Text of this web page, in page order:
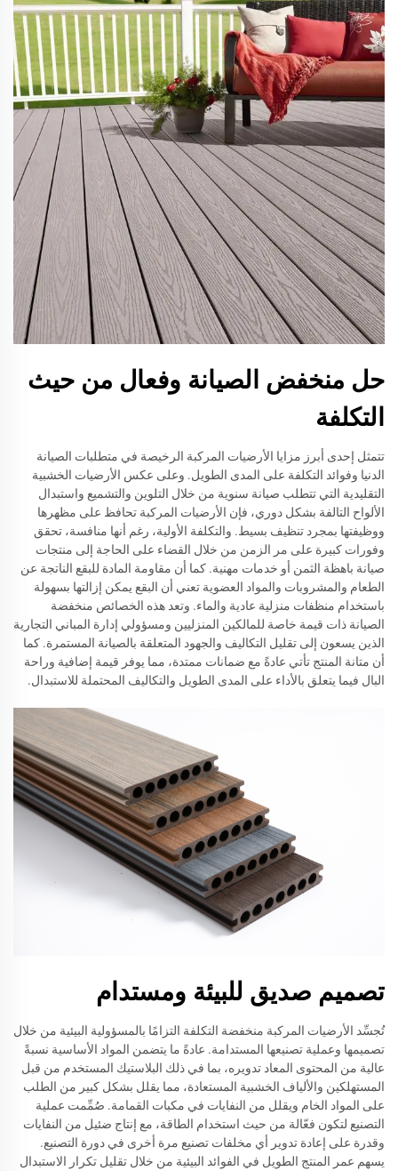
حل منخفض الصيانة وفعال من حيث
التكلفة
تتمثل إحدى أبرز مزايا الأرضيات المركبة الرخيصة في متطلبات الصيانة
الدنيا وفوائد التكلفة على المدى الطويل. وعلى عكس الأرضيات الخشبية
التقليدية التي تتطلب صيانة سنوية من خلال التلوين والتشميع واستبدال
الألواح التالفة بشكل دوري، فإن الأرضيات المركبة تحافظ على مظهرها
ووظيفتها بمجرد تنظيف بسيط. والتكلفة الأولية، رغم أنها منافسة، تحقق
وفورات كبيرة على مر الزمن من خلال القضاء على الحاجة إلى منتجات
صيانة باهظة الثمن أو خدمات مهنية. كما أن مقاومة المادة للبقع الناتجة عن
الطعام والمشروبات والمواد العضوية تعني أن البقع يمكن إزالتها بسهولة
باستخدام منظفات منزلية عادية والماء. وتعد هذه الخصائص منخفضة
الصيانة ذات قيمة خاصة للمالكين المنزليين ومسؤولي إدارة المباني التجارية
الذين يسعون إلى تقليل التكاليف والجهود المتعلقة بالصيانة المستمرة. كما
أن متانة المنتج تأتي عادةً مع ضمانات ممتدة، مما يوفر قيمة إضافية وراحة
البال فيما يتعلق بالأداء على المدى الطويل والتكاليف المحتملة للاستبدال.
تصميم صديق للبيئة ومستدام
تُجسِّد الأرضيات المركبة منخفضة التكلفة التزامًا بالمسؤولية البيئية من خلال
تصميمها وعملية تصنيعها المستدامة. عادةً ما يتضمن المواد الأساسية نسبةً
عالية من المحتوى المعاد تدويره، بما في ذلك البلاستيك المستخدم من قبل
المستهلكين والألياف الخشبية المستعادة، مما يقلل بشكل كبير من الطلب
على المواد الخام ويقلل من النفايات في مكبات القمامة. صُمِّمت عملية
التصنيع لتكون فعّالة من حيث استخدام الطاقة، مع إنتاج ضئيل من النفايات
وقدرة على إعادة تدوير أي مخلفات تصنيع مرة أخرى في دورة التصنيع.
يسهم عمر المنتج الطويل في الفوائد البيئية من خلال تقليل تكرار الاستبدال